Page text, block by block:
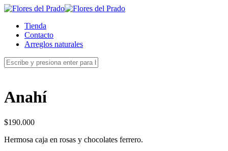
Tienda
Contacto
Arreglos naturales
Anahí
$190.000
Hermosa caja en rosas y chocolates ferrero.